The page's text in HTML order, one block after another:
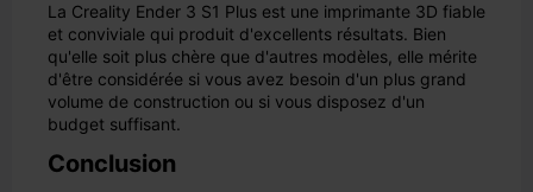
La Creality Ender 3 S1 Plus est une imprimante 3D fiable
et conviviale qui produit d'excellents résultats. Bien
qu'elle soit plus chère que d'autres modèles, elle mérite
d'être considérée si vous avez besoin d'un plus grand
volume de construction ou si vous disposez d'un
budget suffisant.
Conclusion